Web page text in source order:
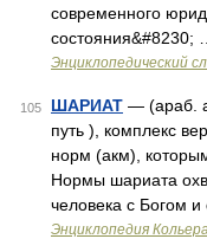
современного
состояния&#8230; …
Энциклопедический
105 ШАРИАТ — (араб.
путь ), комплекс
норм (акм),
Нормы шариата
человека с Богом
Энциклопедия